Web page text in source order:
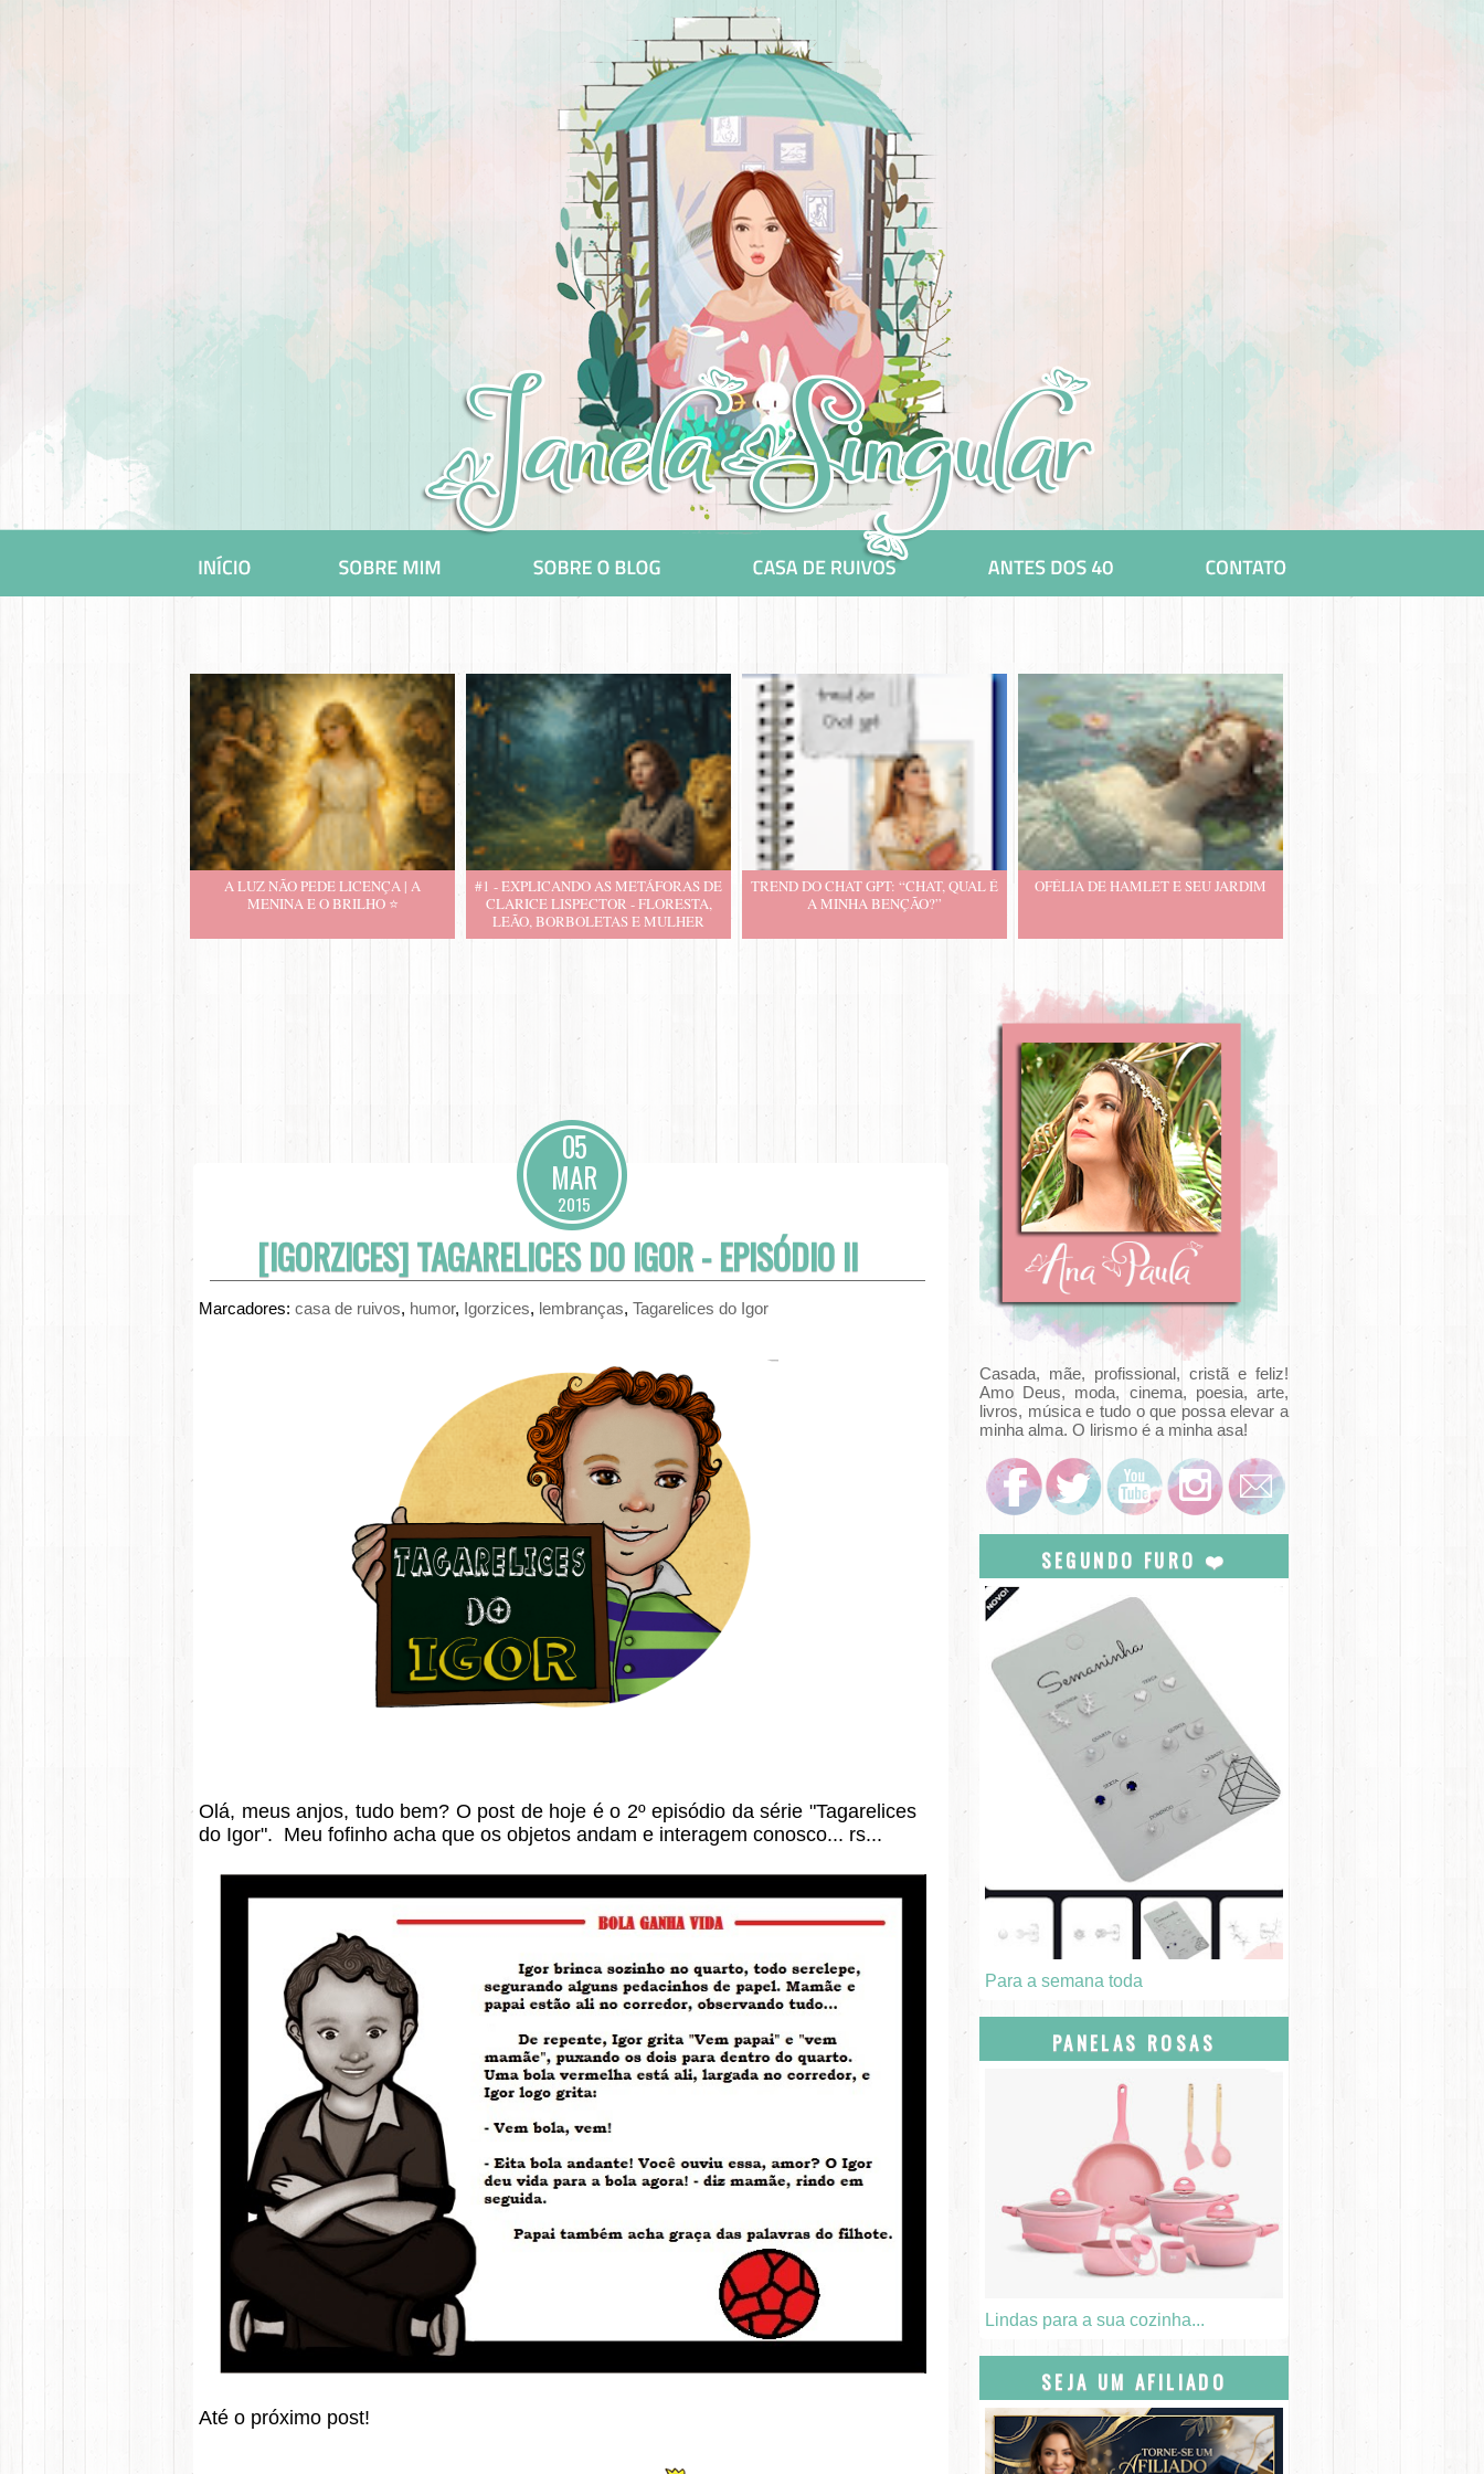
A LUZ NÃO PEDE LICENÇA | A
MENINA E O BRILHO ⭐️
#1 - EXPLICANDO AS METÁFORAS DE
CLARICE LISPECTOR - FLORESTA,
LEÃO, BORBOLETAS E MULHER
TREND DO CHAT GPT: “CHAT, QUAL É
A MINHA BENÇÃO?”
OFÉLIA DE HAMLET E SEU JARDIM
05
MAR
2015
[IGORZICES] TAGARELICES DO IGOR - EPISÓDIO II
Marcadores: casa de ruivos, humor, Igorzices, lembranças, Tagarelices do Igor
Olá, meus anjos, tudo bem? O post de hoje é o 2º episódio da série "Tagarelices
do Igor". Meu fofinho acha que os objetos andam e interagem conosco... rs...
Até o próximo post!
Casada, mãe, profissional, cristã e feliz!
Amo Deus, moda, cinema, poesia, arte,
livros, música e tudo o que possa elevar a
minha alma. O lirismo é a minha asa!
SEGUNDO FURO ❤️
Para a semana toda
PANELAS ROSAS
Lindas para a sua cozinha...
SEJA UM AFILIADO